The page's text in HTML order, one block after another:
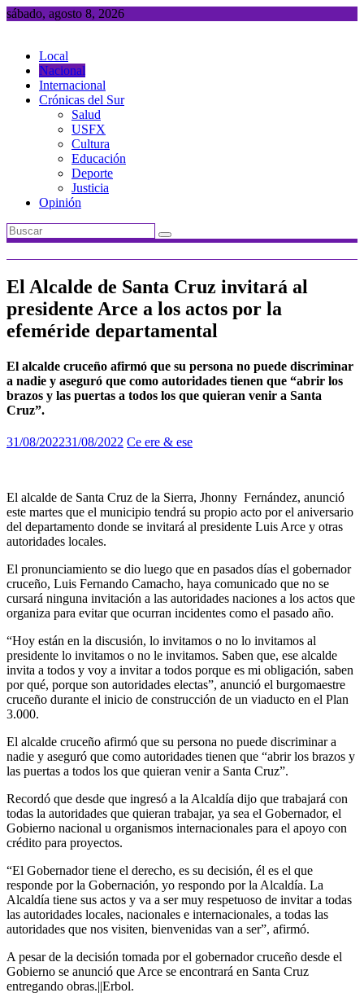
Saltar
sábado, agosto 8, 2026
Local
Nacional
Internacional
Crónicas del Sur
Salud
USFX
Cultura
Educación
Deporte
Justicia
Opinión
El Alcalde de Santa Cruz invitará al
presidente Arce a los actos por la
efeméride departamental
El alcalde cruceño afirmó que su persona no puede discriminar
a nadie y aseguró que como autoridades tienen que “abrir los
brazos y las puertas a todos los que quieran venir a Santa
Cruz”.
31/08/202231/08/2022 Ce ere & ese
El alcalde de Santa Cruz de la Sierra, Jhonny Fernández, anunció
este martes que el municipio tendrá su propio acto por el aniversario
del departamento donde se invitará al presidente Luis Arce y otras
autoridades locales.
El pronunciamiento se dio luego que en pasados días el gobernador
cruceño, Luis Fernando Camacho, haya comunicado que no se
cursará ninguna invitación a las autoridades naciones a los actos que
organiza para evitar que ocurran incidentes como el pasado año.
“Hoy están en la discusión, lo invitamos o no lo invitamos al
presidente lo invitamos o no le invitamos. Saben que, ese alcalde
invita a todos y voy a invitar a todos porque es mi obligación, saben
por qué, porque son autoridades electas”, anunció el burgomaestre
cruceño durante el inicio de construcción de un viaducto en el Plan
3.000.
El alcalde cruceño afirmó que su persona no puede discriminar a
nadie y aseguró que como autoridades tienen que “abrir los brazos y
las puertas a todos los que quieran venir a Santa Cruz”.
Recordó que desde que ingresó a la Alcaldía dijo que trabajará con
todas la autoridades que quieran trabajar, ya sea el Gobernador, el
Gobierno nacional u organismos internacionales para el apoyo con
crédito para proyectos.
“El Gobernador tiene el derecho, es su decisión, él es el que
responde por la Gobernación, yo respondo por la Alcaldía. La
Alcaldía tiene sus actos y va a ser muy respetuoso de invitar a todas
las autoridades locales, nacionales e internacionales, a todas las
autoridades que nos visiten, bienvenidas van a ser”, afirmó.
A pesar de la decisión tomada por el gobernador cruceño desde el
Gobierno se anunció que Arce se encontrará en Santa Cruz
entregando obras.||Erbol.